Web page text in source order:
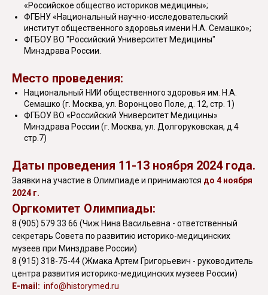
«Российское общество историков медицины»;
ФГБНУ «Национальный научно-исследовательский
институт общественного здоровья имени Н.А. Семашко»;
ФГБОУ ВО "Российский Университет Медицины"
Минздрава России.
Место проведения:
Национальный НИИ общественного здоровья им. Н.А.
Семашко (г. Москва, ул. Воронцово Поле, д. 12, стр. 1)
ФГБОУ ВО «Российский Университет Медицины»
Минздрава России (г. Москва, ул. Долгоруковская, д.4
стр.7)
Даты проведения 11-13 ноября 2024 года.
Заявки на участие в Олимпиаде и принимаются до 4 ноября
2024 г.
Оргкомитет Олимпиады:
8 (905) 579 33 66 (Чиж Нина Васильевна - ответственный
секретарь Совета по развитию историко-медицинских
музеев при Минздраве России)
8 (915) 318-75-44 (Жмака Артем Григорьевич - руководитель
центра развития историко-медицинских музеев России)
E-mail: info@historymed.ru